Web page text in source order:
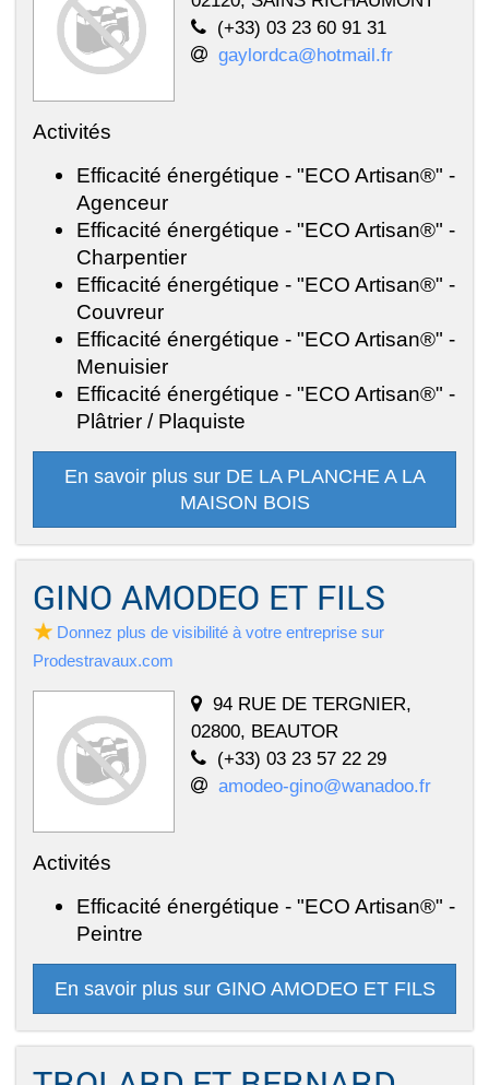
(+33) 03 23 60 91 31
gaylordca@hotmail.fr
Activités
Efficacité énergétique - "ECO Artisan®" -
Agenceur
Efficacité énergétique - "ECO Artisan®" -
Charpentier
Efficacité énergétique - "ECO Artisan®" -
Couvreur
Efficacité énergétique - "ECO Artisan®" -
Menuisier
Efficacité énergétique - "ECO Artisan®" -
Plâtrier / Plaquiste
En savoir plus sur DE LA PLANCHE A LA
MAISON BOIS
GINO AMODEO ET FILS
Donnez plus de visibilité à votre entreprise sur
Prodestravaux.com
94 RUE DE TERGNIER,
02800, BEAUTOR
(+33) 03 23 57 22 29
amodeo-gino@wanadoo.fr
Activités
Efficacité énergétique - "ECO Artisan®" -
Peintre
En savoir plus sur GINO AMODEO ET FILS